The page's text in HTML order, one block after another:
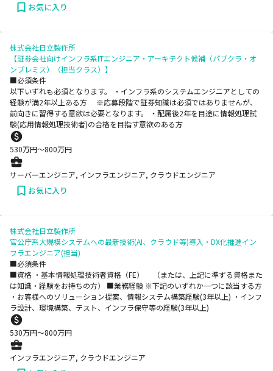
お気に入り
株式会社日立製作所
【証券会社向けインフラ系ITエンジニア・アーキテクト候補（パブクラ・オ
ンプレミス）（担当クラス）】
■必須条件
以下いずれも必須となります。 ・インフラ系のシステムエンジニアとしての
経験が満2年以上ある方 ※応募段階で証券知識は必須ではありませんが、
前向きに習得する意欲は必要となります。 ・配属後2年を目途に情報処理試
験(応用情報処理技術者)の合格を目指す意欲のある方
530万円〜800万円
サーバーエンジニア, インフラエンジニア, クラウドエンジニア
お気に入り
株式会社日立製作所
官公庁系大規模システムへの最新技術(AI、クラウド等)導入・DX化推進イン
フラエンジニア(担当)
■必須条件
■資格 ・基本情報処理技術者資格（FE） （または、上記に準ずる資格また
は知識・経験をお持ちの方） ■業務経験 ※下記のいずれか一つに該当する方
・お客様へのソリューション提案、情報システム構築経験(3年以上) ・インフ
ラ設計、環境構築、テスト、インフラ保守等の経験(3年以上)
530万円〜800万円
インフラエンジニア, クラウドエンジニア